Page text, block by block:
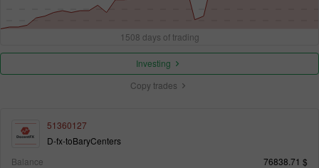
1508 days of trading
Investing
Copy trades
51360127
D-fx-toBaryCenters
Balance
76838.71 $